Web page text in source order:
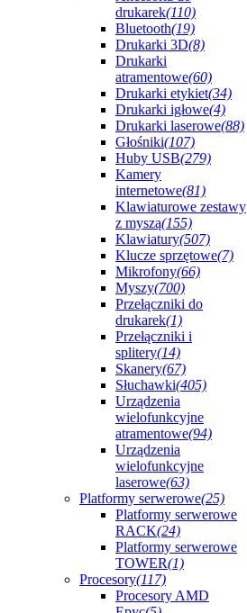
drukarek(110)
Bluetooth(19)
Drukarki 3D(8)
Drukarki
atramentowe(60)
Drukarki etykiet(34)
Drukarki igłowe(4)
Drukarki laserowe(88)
Głośniki(107)
Huby USB(279)
Kamery
internetowe(81)
Klawiaturowe zestawy
z myszą(155)
Klawiatury(507)
Klucze sprzętowe(7)
Mikrofony(66)
Myszy(700)
Przełączniki do
drukarek(1)
Przełączniki i
splitery(14)
Skanery(67)
Słuchawki(405)
Urządzenia
wielofunkcyjne
atramentowe(94)
Urządzenia
wielofunkcyjne
laserowe(63)
Platformy serwerowe(25)
Platformy serwerowe
RACK(24)
Platformy serwerowe
TOWER(1)
Procesory(117)
Procesory AMD